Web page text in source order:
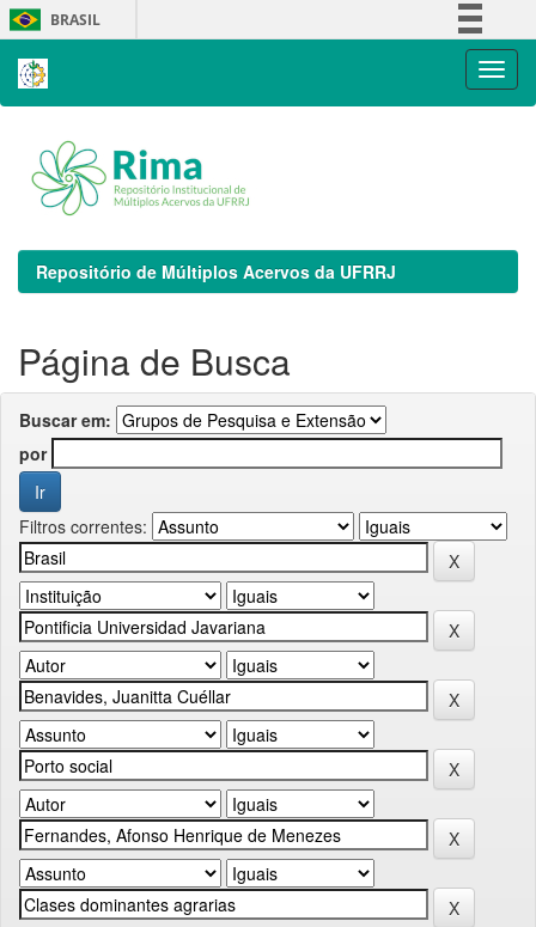
Skip
navigation
BRASIL
Repositório de Múltiplos Acervos da UFRRJ
Página de Busca
Buscar em:
por
Filtros correntes: